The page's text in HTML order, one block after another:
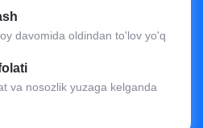
davomida oldindan to'lov yo'q
va nosozlik yuzaga kelganda